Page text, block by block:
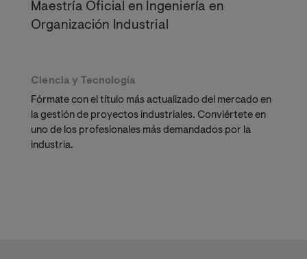
Maestría Oficial en Ingeniería en
Organización Industrial
Ciencia y Tecnología
Fórmate con el título más actualizado del mercado en
la gestión de proyectos industriales. Conviértete en
uno de los profesionales más demandados por la
industria.